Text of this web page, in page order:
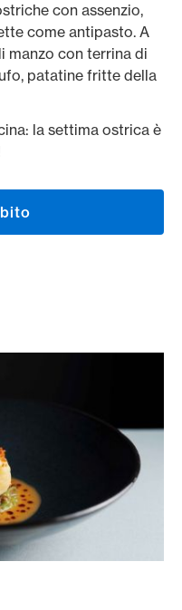
con assenzio,
come antipasto. A
manzo con terrina di
patatine fritte della
la settima ostrica è